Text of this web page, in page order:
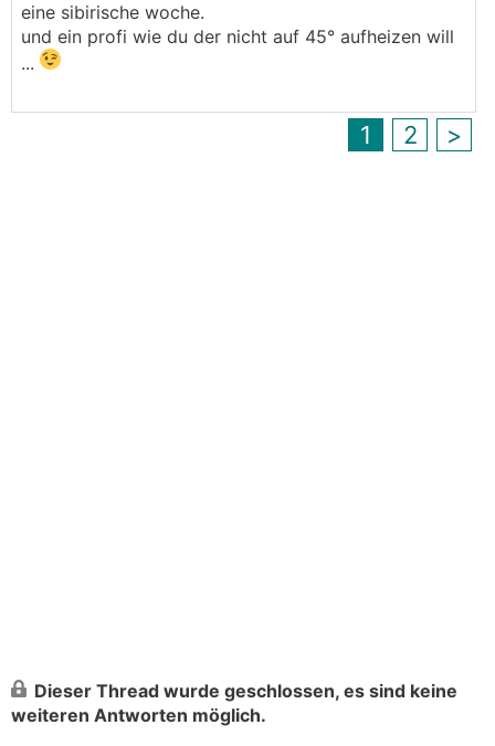
eine sibirische woche.
und ein profi wie du der nicht auf 45° aufheizen will
...
1 2 >
Dieser Thread wurde geschlossen, es sind keine
weiteren Antworten möglich.